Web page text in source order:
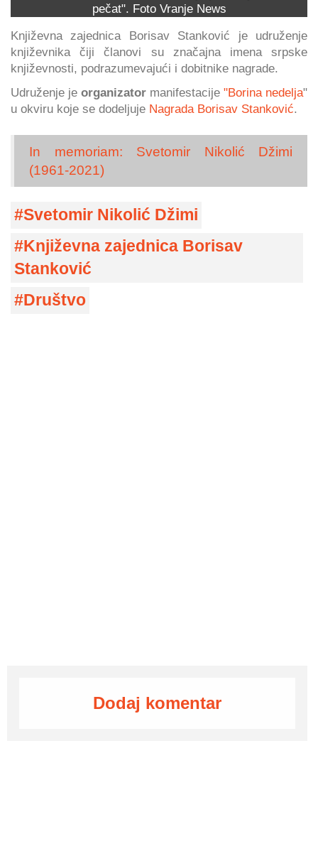
pečat". Foto Vranje News
Književna zajednica Borisav Stanković je udruženje
književnika čiji članovi su značajna imena srpske
književnosti, podrazumevajući i dobitnike nagrade.
Udruženje je organizator manifestacije "Borina nedelja"
u okviru koje se dodeljuje Nagrada Borisav Stanković.
In memoriam: Svetomir Nikolić Džimi
(1961-2021)
Svetomir Nikolić Džimi
Književna zajednica Borisav
Stanković
Društvo
Dodaj komentar